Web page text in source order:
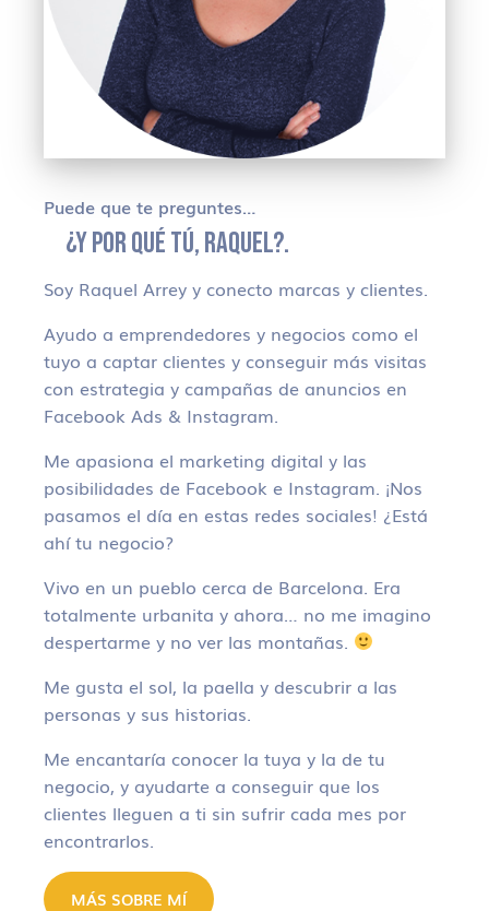
Puede que te preguntes…
¿Y POR QUÉ TÚ, RAQUEL?.
Soy Raquel Arrey y conecto marcas y clientes.
Ayudo a emprendedores y negocios como el
tuyo a captar clientes y conseguir más visitas
con estrategia y campañas de anuncios en
Facebook Ads & Instagram.
Me apasiona el marketing digital y las
posibilidades de Facebook e Instagram. ¡Nos
pasamos el día en estas redes sociales! ¿Está
ahí tu negocio?
Vivo en un pueblo cerca de Barcelona. Era
totalmente urbanita y ahora… no me imagino
despertarme y no ver las montañas.
Me gusta el sol, la paella y descubrir a las
personas y sus historias.
Me encantaría conocer la tuya y la de tu
negocio, y ayudarte a conseguir que los
clientes lleguen a ti sin sufrir cada mes por
encontrarlos.
MÁS SOBRE MÍ